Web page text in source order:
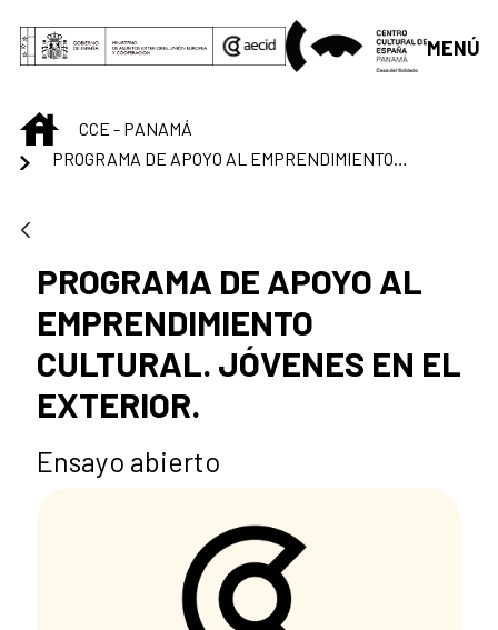
Saltar al contenido principal
MENÚ
INICIOCCE - PANAMÁ
PROGRAMA DE APOYO AL
EMPRENDIMIENTO
CULTURAL. JÓVENES EN EL
EXTERIOR.
Ensayo abierto